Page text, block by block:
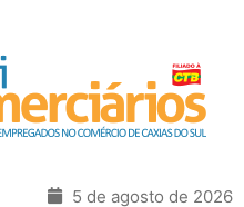
5 de agosto de 2026